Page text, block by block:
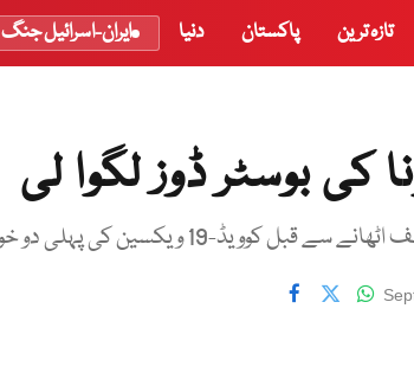
تازہ ترین پاکستان دنیا ایران-اسرائیل جنگ
کی بوسٹر ڈوز لگوا لی
ویکسین کی پہلی دو خوراکیں لی تھیں۔